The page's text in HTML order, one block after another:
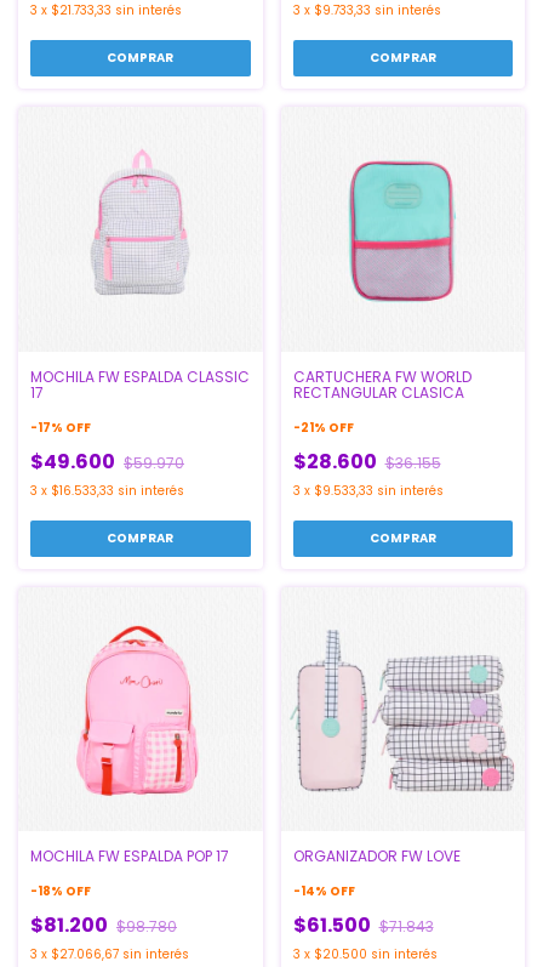
3 x $21.733,33 sin interés 3 x $9.733,33 sin interés
MOCHILA FW ESPALDA CLASSIC
17
-17% OFF
$49.600 $59.970
3 x $16.533,33 sin interés
CARTUCHERA FW WORLD
RECTANGULAR CLASICA
-21% OFF
$28.600 $36.155
3 x $9.533,33 sin interés
MOCHILA FW ESPALDA POP 17
-18% OFF
$81.200 $98.780
3 x $27.066,67 sin interés
ORGANIZADOR FW LOVE
-14% OFF
$61.500 $71.843
3 x $20.500 sin interés